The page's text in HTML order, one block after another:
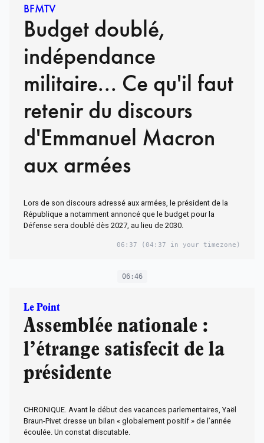
BFMTV
Budget doublé,
indépendance
militaire... Ce qu'il faut
retenir du discours
d'Emmanuel Macron
aux armées
Lors de son discours adressé aux armées, le président de la
République a notamment annoncé que le budget pour la
Défense sera doublé dès 2027, au lieu de 2030.
06:37 (04:37 in your timezone)
06:46
Le Point
Assemblée nationale :
l’étrange satisfecit de la
présidente
CHRONIQUE. Avant le début des vacances parlementaires, Yaël
Braun-Pivet dresse un bilan « globalement positif » de l’année
écoulée. Un constat discutable.